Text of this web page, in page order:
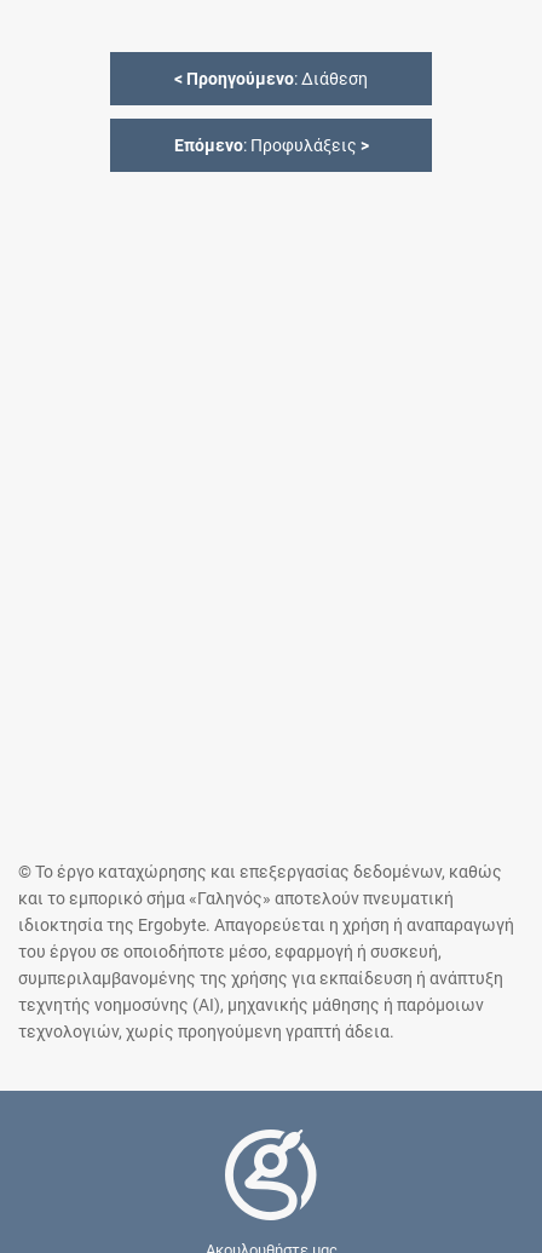
< Προηγούμενο: Διάθεση
Επόμενο: Προφυλάξεις >
© Το έργο καταχώρησης και επεξεργασίας δεδομένων, καθώς
και το εμπορικό σήμα «Γαληνός» αποτελούν πνευματική
ιδιοκτησία της Ergobyte. Απαγορεύεται η χρήση ή αναπαραγωγή
του έργου σε οποιοδήποτε μέσο, εφαρμογή ή συσκευή,
συμπεριλαμβανομένης της χρήσης για εκπαίδευση ή ανάπτυξη
τεχνητής νοημοσύνης (AI), μηχανικής μάθησης ή παρόμοιων
τεχνολογιών, χωρίς προηγούμενη γραπτή άδεια.